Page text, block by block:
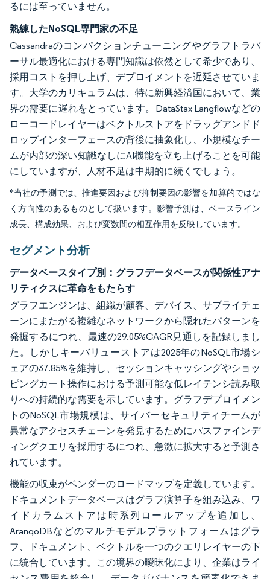
るには至っていません。
熟練したNoSQL専門家の不足
Cassandraのコンパクションチューニングやグラフトラバ
ーサル最適化における専門知識は依然として希少であり、
採用コストを押し上げ、デプロイメントを遅延させていま
す。大学のカリキュラムは、特に新興経済国において、業
界の需要に遅れをとっています。DataStax Langflowなどの
ローコードレイヤーはベクトルストアをドラッグアンドド
ロップインターフェースの背後に抽象化し、小規模なチー
ムが内部の深い知識なしにAI機能を立ち上げることを可能
にしていますが、人材不足は中期的に続くでしょう。
*当社の予測では、推進要因および抑制要因の影響を加算的ではな
く方向性のあるものとして扱います。影響予測は、ベースライン
成長、構成効果、および変数間の相互作用を反映しています。
セグメント分析
データベースタイプ別：グラフデータベースが関係性アナ
リティクスに革命をもたらす
グラフエンジンは、組織が顧客、デバイス、サプライチェ
ーンにまたがる複雑なネットワークから隠れたパターンを
発掘するにつれ、最速の29.05%CAGR見通しを記録しまし
た。しかしキーバリューストアは2025年のNoSQL市場シ
ェアの37.85%を維持し、セッションキャッシングやショッ
ピングカート操作における予測可能な低レイテンシ読み取
りへの持続的な需要を示しています。グラフデプロイメン
トのNoSQL市場規模は、サイバーセキュリティチームが
異常なアクセスチェーンを発見するためにパスファインデ
ィングクエリを採用するにつれ、急激に拡大すると予測さ
れています。
機能の収束がベンダーのロードマップを定義しています。
ドキュメントデータベースはグラフ演算子を組み込み、ワ
イドカラムストアは時系列ロールアップを追加し、
ArangoDBなどのマルチモデルプラットフォームはグラ
フ、ドキュメント、ベクトルを一つのクエリレイヤーの下
に統合しています。この境界の曖昧化により、企業はライ